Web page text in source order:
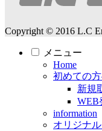
Copyright © 2016 L.C
メニュー
Home
初めての
新規
WEB
information
オリジナ